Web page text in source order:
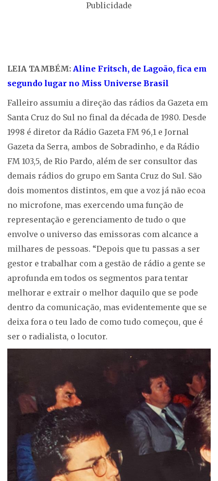
Publicidade
LEIA TAMBÉM: Aline Fritsch, de Lagoão, fica em
segundo lugar no Miss Universe Brasil
Falleiro assumiu a direção das rádios da Gazeta em
Santa Cruz do Sul no final da década de 1980. Desde
1998 é diretor da Rádio Gazeta FM 96,1 e Jornal
Gazeta da Serra, ambos de Sobradinho, e da Rádio
FM 103,5, de Rio Pardo, além de ser consultor das
demais rádios do grupo em Santa Cruz do Sul. São
dois momentos distintos, em que a voz já não ecoa
no microfone, mas exercendo uma função de
representação e gerenciamento de tudo o que
envolve o universo das emissoras com alcance a
milhares de pessoas. “Depois que tu passas a ser
gestor e trabalhar com a gestão de rádio a gente se
aprofunda em todos os segmentos para tentar
melhorar e extrair o melhor daquilo que se pode
dentro da comunicação, mas evidentemente que se
deixa fora o teu lado de como tudo começou, que é
ser o radialista, o locutor.